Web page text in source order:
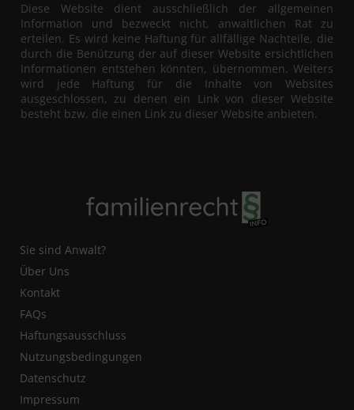
Diese Website dient ausschließlich der allgemeinen
Information und bezweckt nicht, anwaltlichen Rat zu
erteilen. Es wird keine Haftung für allfällige Nachteile, die
durch die Benützung der auf dieser Website ersichtlichen
Informationen entstehen könnten, übernommen. Weiters
wird jede Haftung für die Inhalte von Websites
ausgeschlossen, zu denen ein Link von dieser Website
besteht bzw. die einen Link zu dieser Website anbieten.
Sie sind Anwalt?
Über Uns
Kontakt
FAQs
Haftungsausschluss
Nutzungsbedingungen
Datenschutz
Impressum